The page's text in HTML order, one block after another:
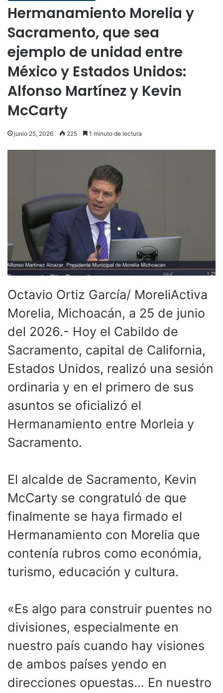
Hermanamiento Morelia y
Sacramento, que sea
ejemplo de unidad entre
México y Estados Unidos:
Alfonso Martínez y Kevin
McCarty
junio 25, 2026 225 1 minuto de lectura
Octavio Ortiz García/ MoreliActiva
Morelia, Michoacán, a 25 de junio
del 2026.- Hoy el Cabildo de
Sacramento, capital de California,
Estados Unidos, realizó una sesión
ordinaria y en el primero de sus
asuntos se oficializó el
Hermanamiento entre Morleia y
Sacramento.
El alcalde de Sacramento, Kevin
McCarty se congratuló de que
finalmente se haya firmado el
Hermanamiento con Morelia que
contenía rubros como económia,
turismo, educación y cultura.
«Es algo para construir puentes no
divisiones, especialmente en
nuestro país cuando hay visiones
de ambos países yendo en
direcciones opuestas… En nuestro